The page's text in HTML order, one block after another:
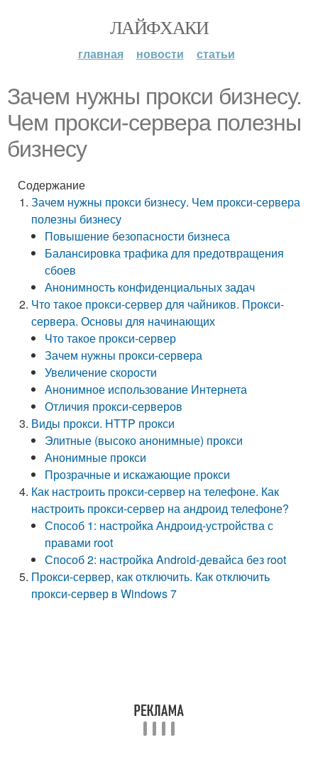
ЛАЙФХАКИ
главная новости статьи
Зачем нужны прокси бизнесу.
Чем прокси-сервера полезны
бизнесу
Содержание
Зачем нужны прокси бизнесу. Чем прокси-сервера
полезны бизнесу
Повышение безопасности бизнеса
Балансировка трафика для предотвращения
сбоев
Анонимность конфиденциальных задач
Что такое прокси-сервер для чайников. Прокси-
сервера. Основы для начинающих
Что такое прокси-сервер
Зачем нужны прокси-сервера
Увеличение скорости
Анонимное использование Интернета
Отличия прокси-серверов
Виды прокси. HTTP прокси
Элитные (высоко анонимные) прокси
Анонимные прокси
Прозрачные и искажающие прокси
Как настроить прокси-сервер на телефоне. Как
настроить прокси-сервер на андроид телефоне?
Способ 1: настройка Андроид-устройства с
правами root
Способ 2: настройка Android-девайса без root
Прокси-сервер, как отключить. Как отключить
прокси-сервер в Windows 7